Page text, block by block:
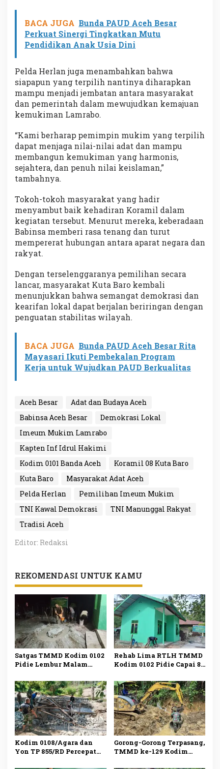
BACA JUGA Bunda PAUD Aceh Besar
Perkuat Sinergi Tingkatkan Mutu
Pendidikan Anak Usia Dini
Pelda Herlan juga menambahkan bahwa
siapapun yang terpilih nantinya diharapkan
mampu menjadi jembatan antara masyarakat
dan pemerintah dalam mewujudkan kemajuan
kemukiman Lamrabo.
“Kami berharap pemimpin mukim yang terpilih
dapat menjaga nilai-nilai adat dan mampu
membangun kemukiman yang harmonis,
sejahtera, dan penuh nilai keislaman,”
tambahnya.
Tokoh-tokoh masyarakat yang hadir
menyambut baik kehadiran Koramil dalam
kegiatan tersebut. Menurut mereka, keberadaan
Babinsa memberi rasa tenang dan turut
mempererat hubungan antara aparat negara dan
rakyat.
Dengan terselenggaranya pemilihan secara
lancar, masyarakat Kuta Baro kembali
menunjukkan bahwa semangat demokrasi dan
kearifan lokal dapat berjalan beriringan dengan
penguatan stabilitas wilayah.
BACA JUGA Bunda PAUD Aceh Besar Rita
Mayasari Ikuti Pembekalan Program
Kerja untuk Wujudkan PAUD Berkualitas
Aceh Besar
Adat dan Budaya Aceh
Babinsa Aceh Besar
Demokrasi Lokal
Imeum Mukim Lamrabo
Kapten Inf Idrul Hakimi
Kodim 0101 Banda Aceh
Koramil 08 Kuta Baro
Kuta Baro
Masyarakat Adat Aceh
Pelda Herlan
Pemilihan Imeum Mukim
TNI Kawal Demokrasi
TNI Manunggal Rakyat
Tradisi Aceh
Editor: Redaksi
REKOMENDASI UNTUK KAMU
Satgas TMMD Kodim 0102
Pidie Lembur Malam
Rehab Lima RTLH TMMD
Kodim 0102 Pidie Capai 80
Kodim 0108/Agara dan
Yon TP 855/RD Percepat
Gorong-Gorong Terpasang,
TMMD ke-129 Kodim